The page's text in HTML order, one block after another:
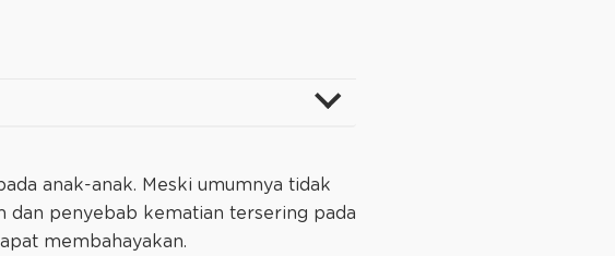
anak-anak. Meski umumnya tidak
dan penyebab kematian tersering pada
membahayakan.